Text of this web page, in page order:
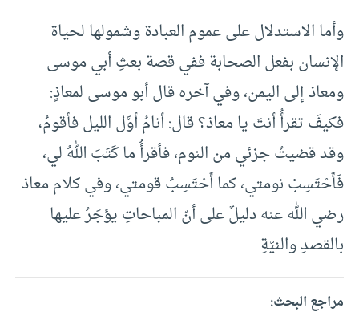
وأما الاستدلال على عموم العبادة وشمولها لحياة
الإنسان بفعل الصحابة ففي قصة بعثِ أبي موسى
ومعاذ إلى اليمن، وفي آخره قال أبو موسى لمعاذٍ:
فكيفَ تقرأُ أنتَ يا معاذ؟ قال: أنامُ أوَّل الليل فأقومُ،
وقد قضيتُ جزئي من النوم، فأقرأُ ما كَتَبَ اللهُ لي،
فَأَحْتَسِبْ نومتي، كما أَحْتَسِبُ قومتي، وفي كلام معاذ
رضي الله عنه دليلٌ على أنّ المباحاتِ يؤجَرُ عليها
بالقصدِ والنيّةِ
مراجع البحث: